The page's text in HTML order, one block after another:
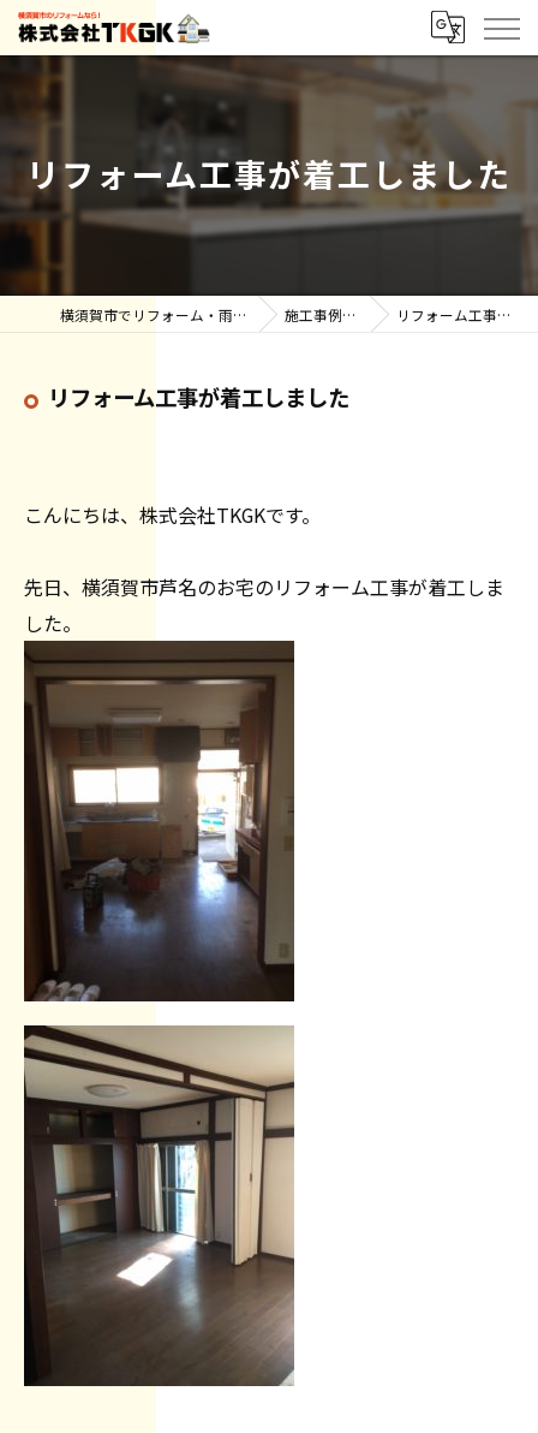
リフォーム工事が着工しました
横須賀市でリフォーム・雨漏りなら株式会社TKGK 施工事例【ブログ】 リフォーム工事が着工しました
リフォーム工事が着工しました
こんにちは、株式会社TKGKです。
先日、横須賀市芦名のお宅のリフォーム工事が着工しま
した。